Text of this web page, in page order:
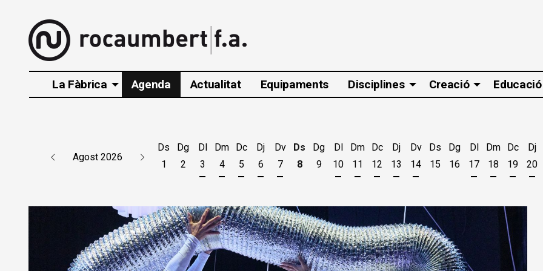
La Fàbrica Agenda Actualitat Equipaments Disciplines Creació Educació
Agost 2026
Ds
1
Dg
2
Dl
3
Dilluns 3 d'agost
Dm
4
Dimarts 4 d'agost
Dc
5
Dimecres 5 d'agost
Dj
6
Dijous 6 d'agost
Dv
7
Divendres 7 d'agost
Ds
8
Dg
9
Dl
10
Dilluns 10 d'agost
Dm
11
Dimarts 11 d'agost
Dc
12
Dimecres 12 d'agost
Dj
13
Dijous 13 d'agost
Dv
14
Divendres 14 d'agost
Ds
15
Dg
16
Dl
17
Dilluns 17
Dm
18
Dimarts 18
Dc
19
Dj
20